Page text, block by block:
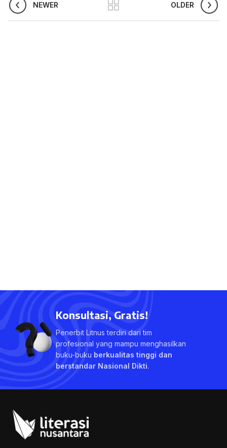
NEWER OLDER
Konsultasi, Gratis!
Penerbit Litnus terdiri dari tim
profesional yang mampu menghasilkan
buku-buku berkualitas tinggi dan
berstandar Nasional Dikti.